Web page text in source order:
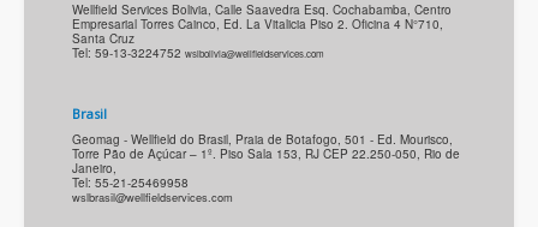
Wellfield Services Bolivia, Calle Saavedra Esq. Cochabamba, Centro
Empresarial Torres Cainco, Ed. La Vitalicia Piso 2. Oficina 4 N°710,
Santa Cruz
Tel: 59-13-3224752 wslbolivia@wellfieldservices.com
Brasil
Geomag - Wellfield do Brasil, Praia de Botafogo, 501 - Ed. Mourisco,
Torre Pão de Açúcar – 1º. Piso Sala 153, RJ CEP 22.250-050, Rio de
Janeiro,
Tel: 55-21-25469958